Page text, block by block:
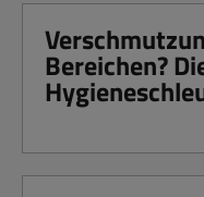
Bereichen?